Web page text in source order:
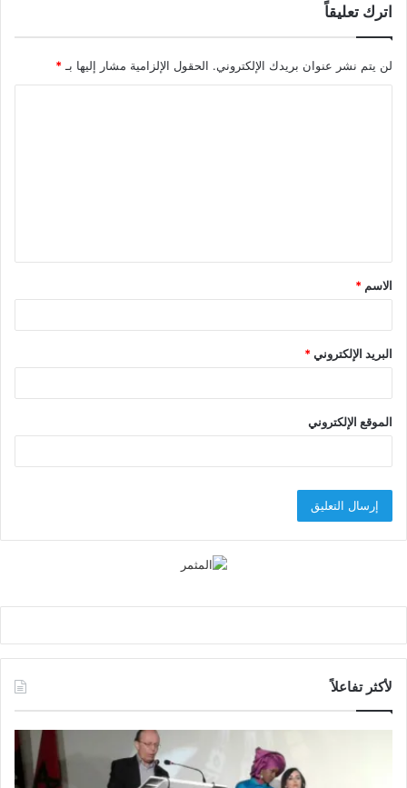
اترك تعليقاً
لن يتم نشر عنوان بريدك الإلكتروني. الحقول الإلزامية مشار إليها بـ*
ق
*
الاسم *
البريد الإلكتروني*
الموقع الإلكتروني
لأكثر تفاعلاً